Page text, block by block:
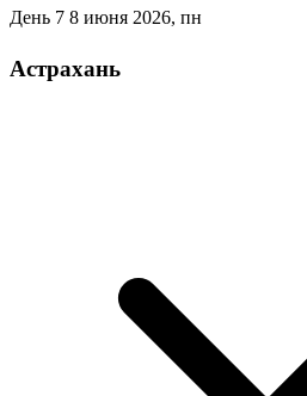
День 7 8 июня 2026, пн
Астрахань